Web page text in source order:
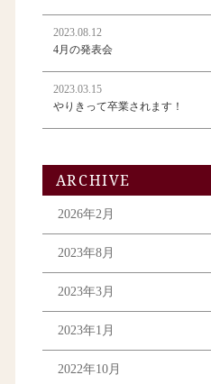
2023.08.12
4月の発表会
2023.03.15
やりきって卒業されます！
ARCHIVE
2026年2月
2023年8月
2023年3月
2023年1月
2022年10月